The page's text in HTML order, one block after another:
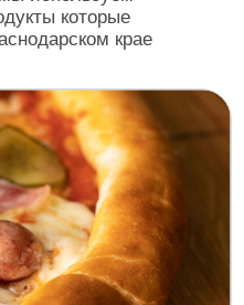
г.Краснодар
д.19/1,